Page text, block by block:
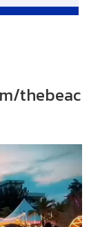
thebeac